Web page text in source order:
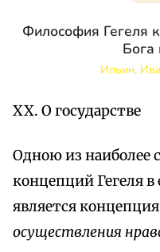
Философия Гегеля
Бога
Ильин,
XX. О государстве
Одною из наиболее
концепций Гегеля
является концепция
осуществления